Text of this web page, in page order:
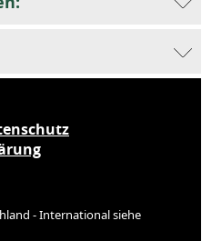
- International siehe